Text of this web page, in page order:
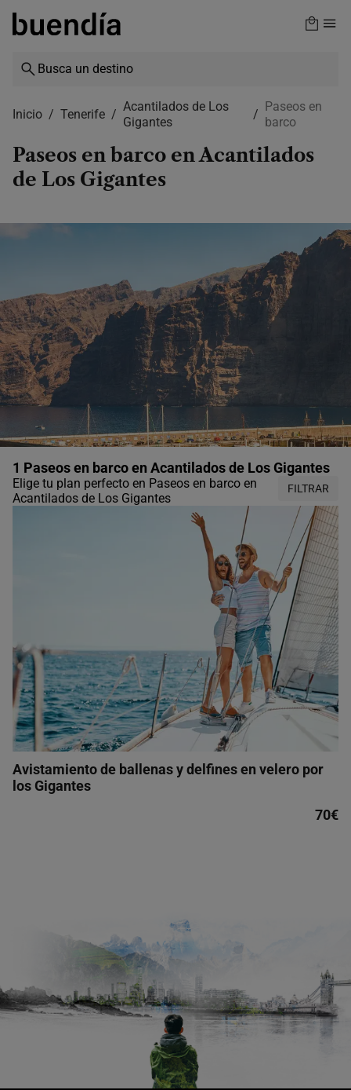
Skip
content
Inicio Tenerife
Acantilados de Los
Gigantes
Paseos en
barco
Paseos en barco en Acantilados
de Los Gigantes
1 Paseos en barco en Acantilados de Los Gigantes
Elige tu plan perfecto en Paseos en barco en
Acantilados de Los Gigantes
FILTRAR
Avistamiento de ballenas y delfines en velero por
los Gigantes
70€